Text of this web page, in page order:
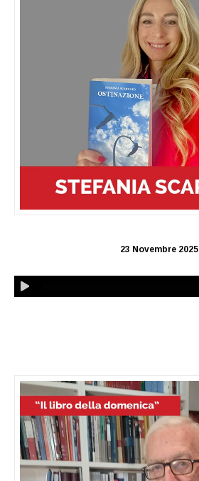
23 Novembre 2025